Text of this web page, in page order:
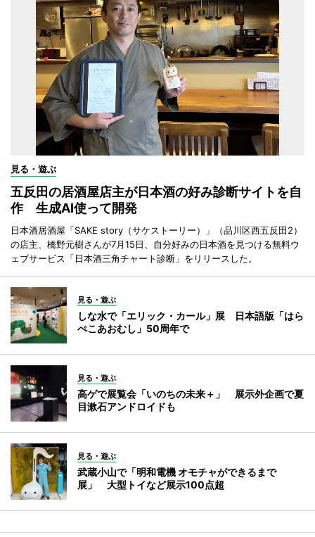
見る・遊ぶ
五反田の居酒屋店主が日本酒の好み診断サイトを自
作 生成AI使って開発
日本酒居酒屋「SAKE story（サケストーリー）」（品川区西五反田2）
の店主、橋野元樹さんが7月15日、自分好みの日本酒を見つける無料ウ
ェブサービス「日本酒三角チャート診断」をリリースした。
見る・遊ぶ
しな水で「エリック・カール」展 日本語版「はら
ぺこあおむし」50周年で
見る・遊ぶ
高ゲで展覧会「いのちの未来＋」 展示外企画で夏
目漱石アンドロイドも
見る・遊ぶ
武蔵小山で「明和電機 オモチャができるまで
展」 大型トイなど展示100点超